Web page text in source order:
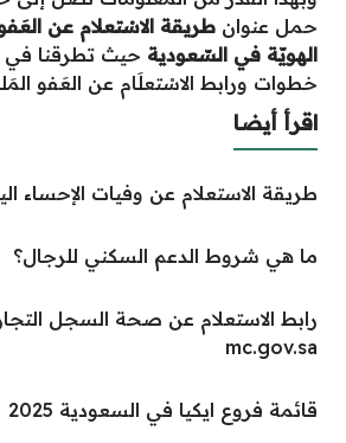
حمل عنوان طريقة الاسْتعلام عن
الهويّة في السّعودية حيث تطرقنا
خطوات ورابط الاسْتعلَام عن العَفو
اقرأ أيضا
طريقة الاستعلام عن وفيات الإحساء
ما هي شروط الدعم السكني للرجال؟
رابط الاستعلام عن صحة السجل
mc.gov.sa
قائمة فروع ايكيا في السعودية 2025